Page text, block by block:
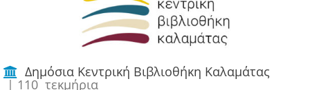
Δημόσια Κεντρική Βιβλιοθήκη Καλαμάτας
| 110 τεκμήρια